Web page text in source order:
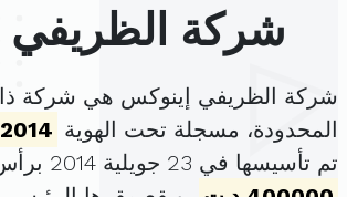
شركة الظريفي
شركة الظريفي إينوكس هي شركة
المحدودة، مسجلة تحت الهوية
تم تأسيسها في 23 جويلية 2014 برأس مال قدره